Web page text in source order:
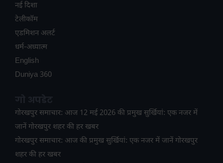
नई दिशा
टेलीकॉम
ए​डमिशन अलर्ट
धर्म-अध्यात्म
English
Duniya 360
गोरखपुर समाचार: आज 12 मई 2026 की प्रमुख सुर्खियां: एक नजर में
जानें गोरखपुर शहर की हर खबर
गोरखपुर समाचार: आज की प्रमुख सुर्खियां: एक नजर में जानें गोरखपुर
शहर की हर खबर